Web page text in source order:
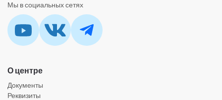
Мы в социальных сетях
О центре
Документы
Реквизиты